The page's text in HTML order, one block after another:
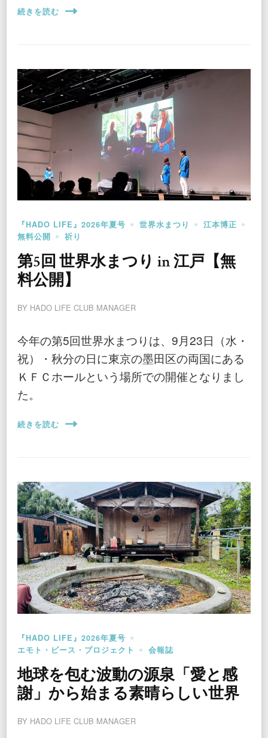
続きを読む
『HADO LIFE』2026年夏号 世界水まつり
江本博正
無料公開
祈り
第5回 世界水まつり in 江戸【無
料公開】
BY HADO LIFE CLUB MANAGER
今年の第5回世界水まつりは、9月23日（水・
祝）・秋分の日に東京の墨田区の両国にある
ＫＦＣホールという場所での開催となりまし
た。
続きを読む
『HADO LIFE』2026年夏号
エモト・ピース・プロジェクト
会報誌
地球を包む波動の源泉「愛と感
謝」から始まる素晴らしい世界
BY HADO LIFE CLUB MANAGER